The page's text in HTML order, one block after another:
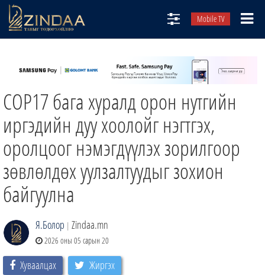
Mobile TV
ТВ8
ӨГЛӨӨНИЙ СОНИН
АУДИО ЗОХИОЛ
ЗИНДАА СЭТГҮҮЛ
СОР17 бага хуралд орон нутгийн
иргэдийн дуу хоолойг нэгтгэх,
оролцоог нэмэгдүүлэх зорилгоор
зөвлөлдөх уулзалтуудыг зохион
байгуулна
Я.Болор | Zindaa.mn
2026 оны 05 сарын 20
Хуваалцах Жиргэх